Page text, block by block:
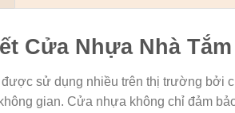
Cửa Nhựa Nhà Tắm
sử dụng nhiều trên thị trường bởi
gian. Cửa nhựa không chỉ đảm